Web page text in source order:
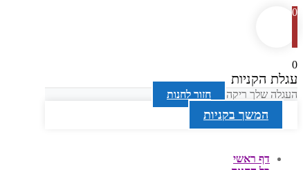
0
0
עגלת הקניות
העגלה שלך ריקה חזור לחנות
המשך בקניות
דף ראשי